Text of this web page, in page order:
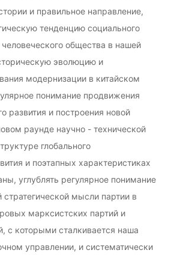
и правильное направление,
тенденцию социального
человеческого общества в нашей
эволюцию и
модернизации в китайском
понимание продвижения
развития и построения новой
раунде научно - технической
глобального
и поэтапных характеристиках
углублять регулярное понимание
мысли партии в
марксистских партий и
с которыми сталкивается наша
управлении, и систематически